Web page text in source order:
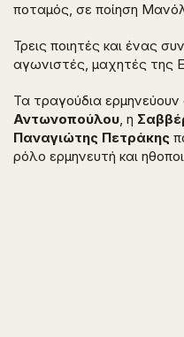
ποταμός, σε ποίηση
Τρεις ποιητές και ένας
αγωνιστές, μαχητές της
Τα τραγούδια ερμηνεύουν
Αντωνοπούλου, η
Παναγιώτης Πετράκης
ρόλο ερμηνευτή και